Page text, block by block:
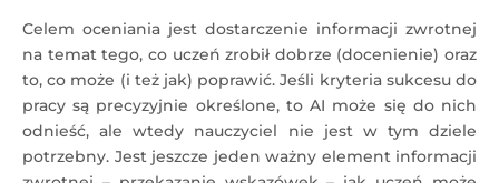
Celem oceniania jest dostarczenie informacji zwrotnej
na temat tego, co uczeń zrobił dobrze (docenienie) oraz
to, co może (i też jak) poprawić. Jeśli kryteria sukcesu do
pracy są precyzyjnie określone, to AI może się do nich
odnieść, ale wtedy nauczyciel nie jest w tym dziele
potrzebny. Jest jeszcze jeden ważny element informacji